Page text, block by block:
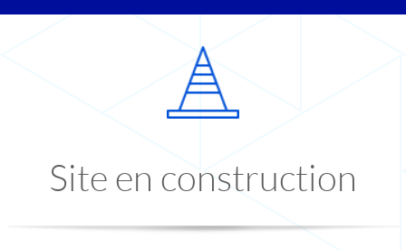
Site en construction